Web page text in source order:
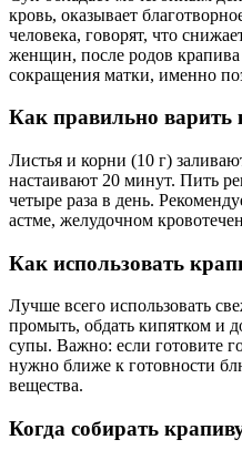
кровь, оказывает
человека, говорят, что
женщин, после родов
сокращения матки, именно
Как правильно варить
Листья и корни (10 г)
настаивают 20 минут. Пить
четыре раза в день.
астме, желудочном
Как использовать
Лучше всего использовать
промыть, обдать кипятком и
супы. Важно: если готовите
нужно ближе к готовности
вещества.
Когда собирать